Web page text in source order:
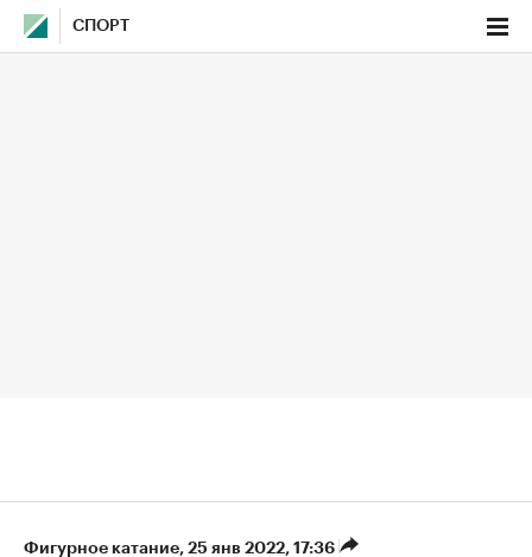
СПОРТ
Фигурное катание⁠, 25 янв 2022, 17:36